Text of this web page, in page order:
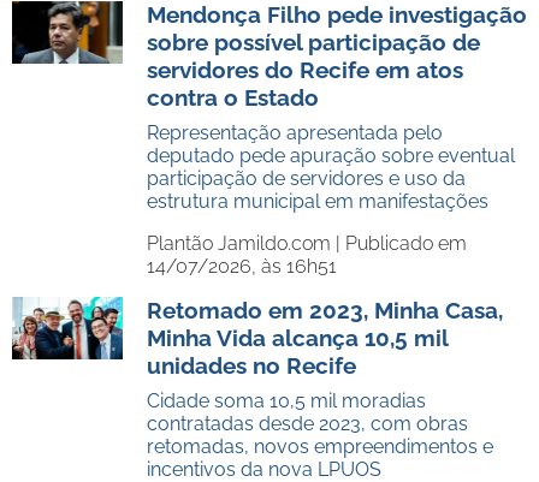
Mendonça Filho pede investigação
sobre possível participação de
servidores do Recife em atos
contra o Estado
Representação apresentada pelo
deputado pede apuração sobre eventual
participação de servidores e uso da
estrutura municipal em manifestações
Plantão Jamildo.com | Publicado em
14/07/2026, às 16h51
Retomado em 2023, Minha Casa,
Minha Vida alcança 10,5 mil
unidades no Recife
Cidade soma 10,5 mil moradias
contratadas desde 2023, com obras
retomadas, novos empreendimentos e
incentivos da nova LPUOS